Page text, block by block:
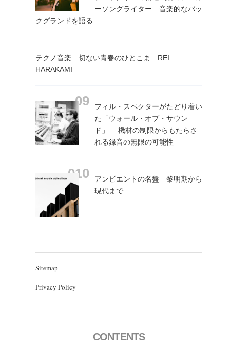
ーソングライター 音楽的なバッ
クグランドを語る
テクノ音楽 切ない青春のひとこま REI
HARAKAMI
フィル・スペクターがたどり着い
た「ウォール・オブ・サウン
ド」 機材の制限からもたらさ
れる録音の無限の可能性
アンビエントの名盤 黎明期から
現代まで
Sitemap
Privacy Policy
CONTENTS